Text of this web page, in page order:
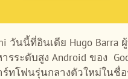
วันนี้ที่อินเดีย Hugo Barra
รระดับสูง Android ของ
ทโฟนรุ่นกลางตัวใหม่ในชื่